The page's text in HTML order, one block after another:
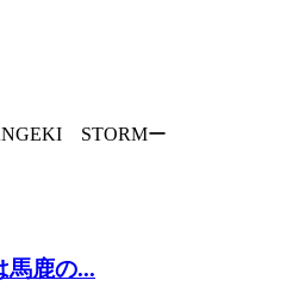
STORMー
馬鹿の...